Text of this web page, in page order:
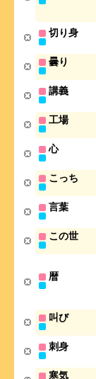
切り身
曇り
講義
工場
心
こっち
言葉
この世
暦
叫び
刺身
寒気